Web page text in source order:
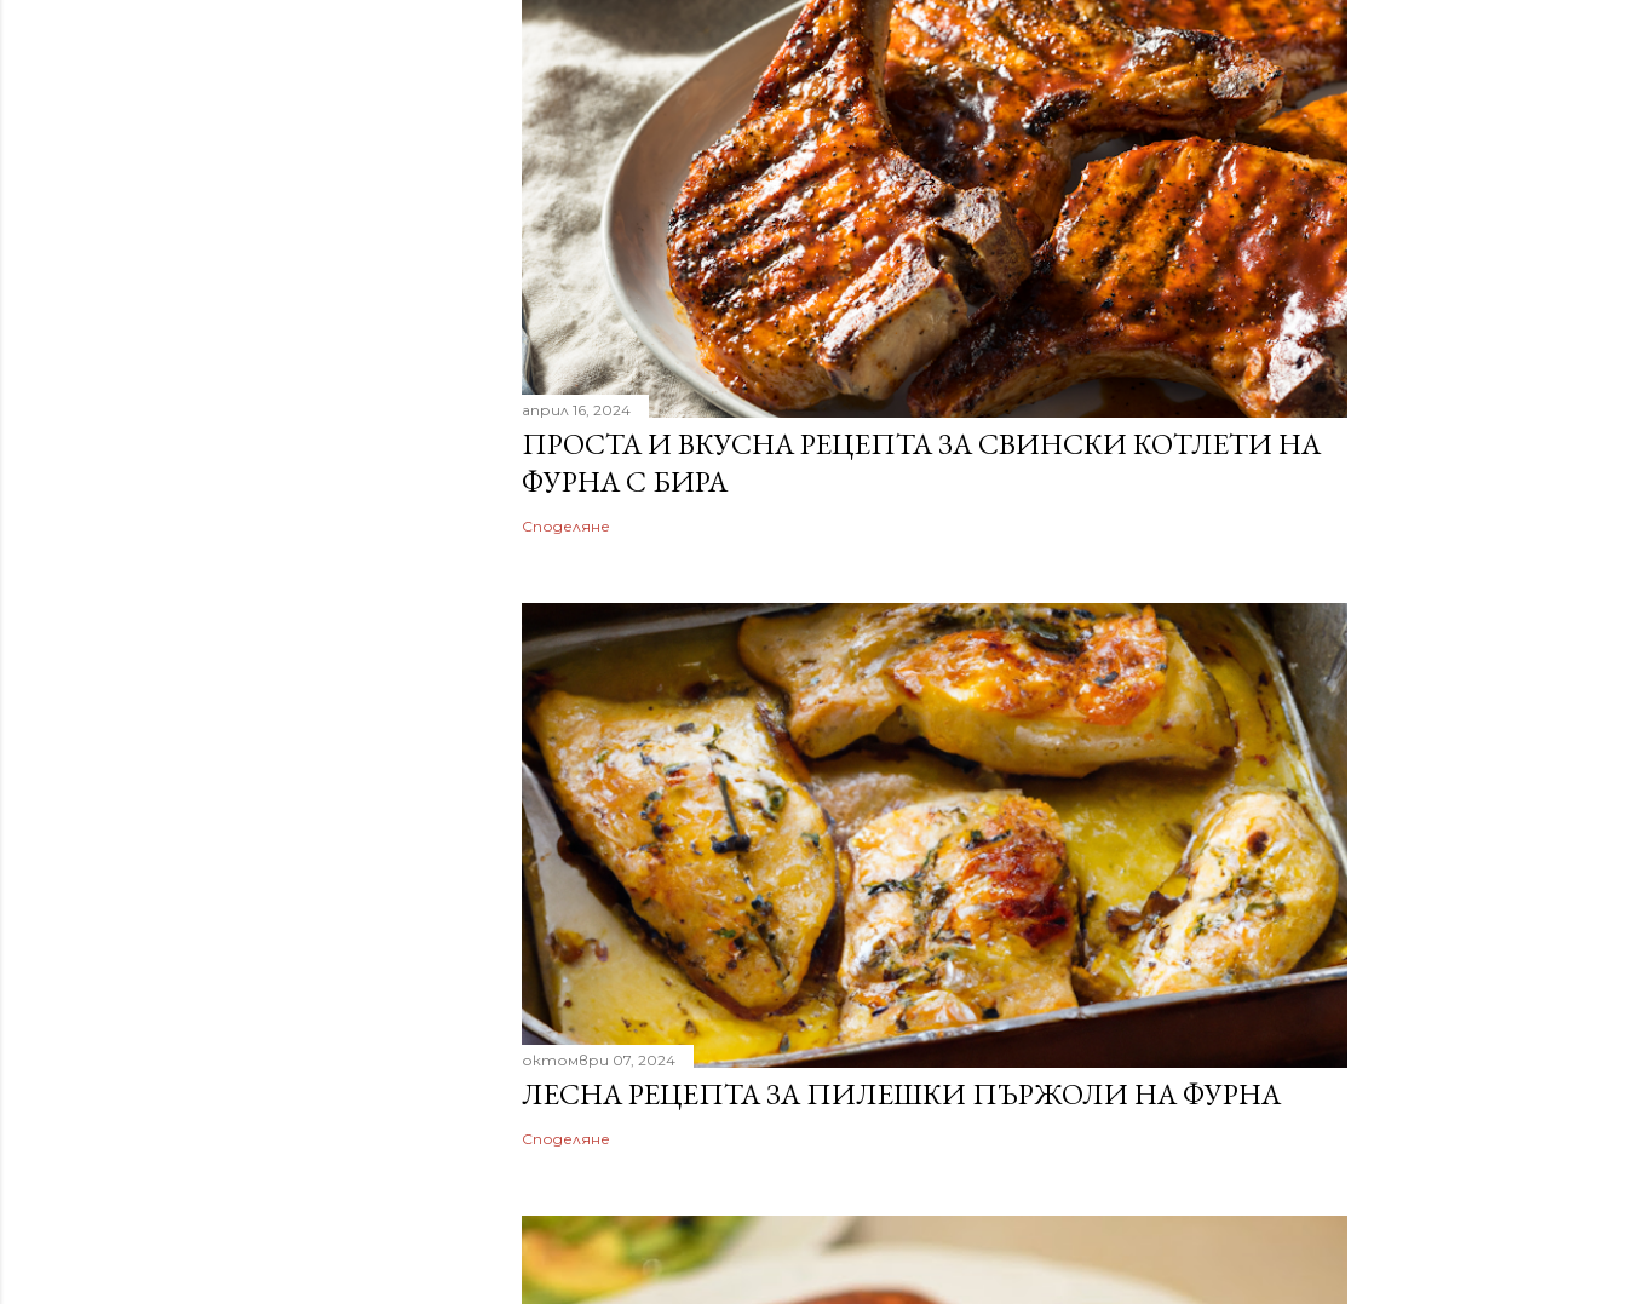
април 16, 2024
ПРОСТА И ВКУСНА РЕЦЕПТА ЗА СВИНСКИ КОТЛЕТИ НА
ФУРНА С БИРА
Споделяне
октомври 07, 2024
ЛЕСНА РЕЦЕПТА ЗА ПИЛЕШКИ ПЪРЖОЛИ НА ФУРНА
Споделяне